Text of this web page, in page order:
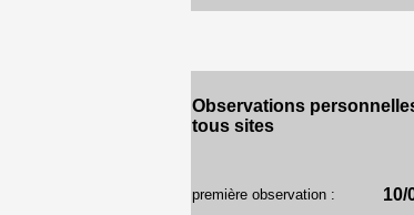
Observations
tous sites
première observation : 10/